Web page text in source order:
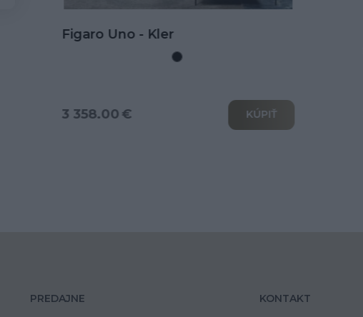
Kožená rohová sedačka Goya s
rozkladom na spanie
3 802.00 € KÚPIŤ
PREDAJNE KONTAKT